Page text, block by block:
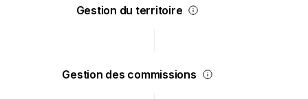
Gestion du territoire
Gestion des commissions